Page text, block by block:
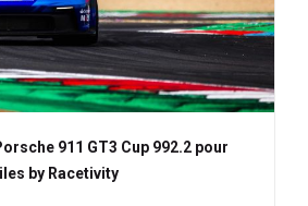
911 GT3 Cup 992.2 pour
by Racetivity